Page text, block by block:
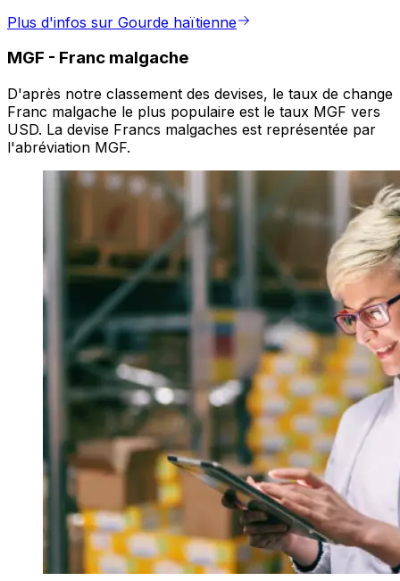
Plus d'infos sur Gourde haïtienne
MGF - Franc malgache
D'après notre classement des devises, le taux de change
Franc malgache le plus populaire est le taux MGF vers
USD. La devise Francs malgaches est représentée par
l'abréviation MGF.